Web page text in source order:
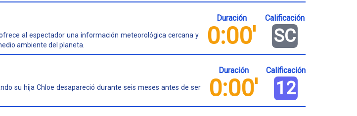
al espectador una información meteorológica cercana y
ambiente del planeta.
Duración
0:00'
Calificación
SC
su hija Chloe desapareció durante seis meses antes de ser
Duración
0:00'
Calificación
12